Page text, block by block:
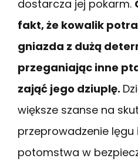
dostarcza jej pokarm.
fakt, że kowalik
gniazda z dużą
przeganiając inne
zająć jego dziuplę.
większe szanse na
przeprowadzenie
potomstwa w